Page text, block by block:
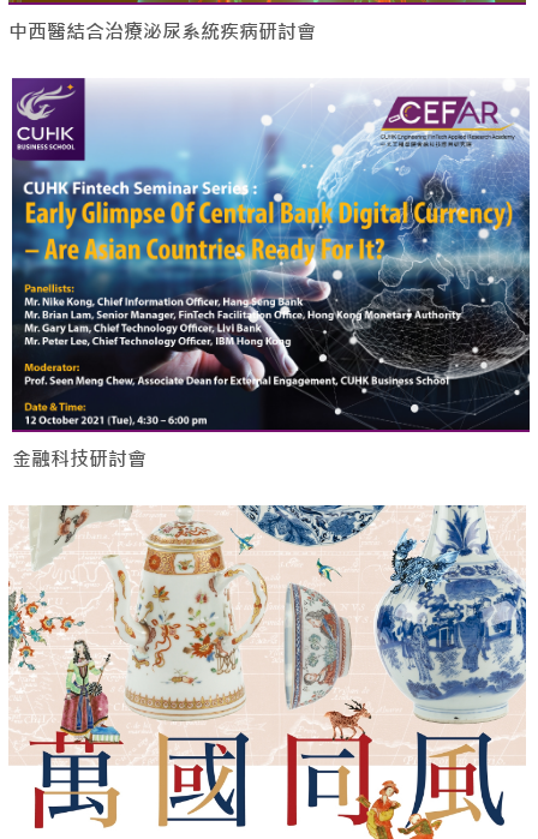
中西醫結合治療泌尿系統疾病研討會
金融科技研討會